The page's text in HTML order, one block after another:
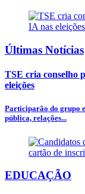
Últimas Notícias
TSE cria conselho
eleições
Participarão do grupo
pública, relações...
EDUCAÇÃO